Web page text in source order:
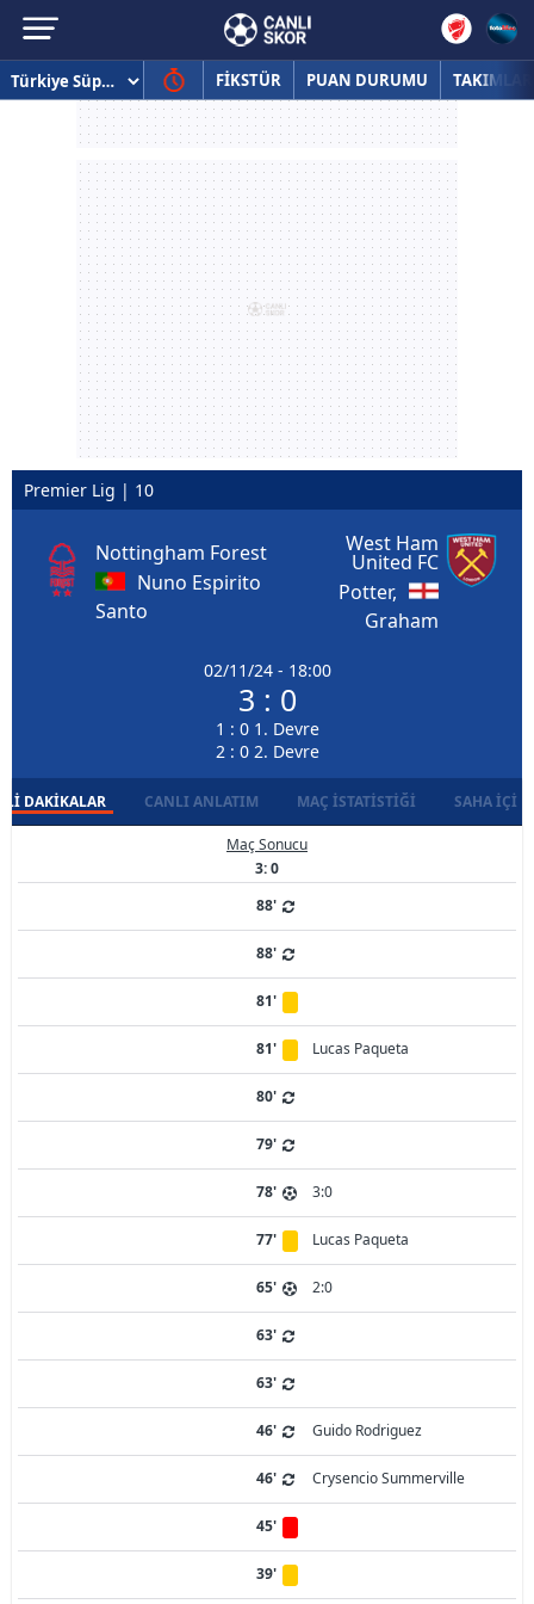
FİKSTÜR PUAN DURUMU TAKIMLAR
Premier Lig | 10
Nottingham Forest
Nuno Espirito
Santo
02/11/24 - 18:00
3 : 0
1 : 0 1. Devre
2 : 0 2. Devre
West Ham
United FC
Potter,
Graham
DAKIKALAR CANLI ANLATIM MAÇ İSTATISTIĞI SAHA İÇI
Maç Sonucu
3: 0
88'
88'
81'
81' Lucas Paqueta
80'
79'
78' 3:0
77' Lucas Paqueta
65' 2:0
63'
63'
46' Guido Rodriguez
46' Crysencio Summerville
45'
39'